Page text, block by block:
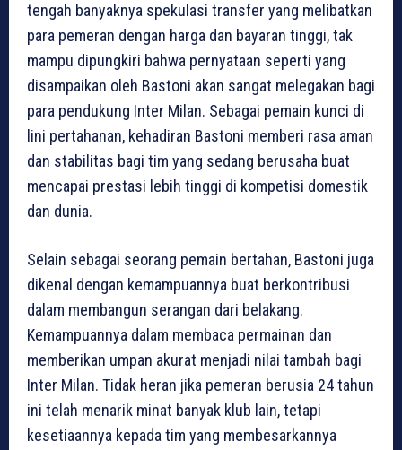
tengah banyaknya spekulasi transfer yang melibatkan
para pemeran dengan harga dan bayaran tinggi, tak
mampu dipungkiri bahwa pernyataan seperti yang
disampaikan oleh Bastoni akan sangat melegakan bagi
para pendukung Inter Milan. Sebagai pemain kunci di
lini pertahanan, kehadiran Bastoni memberi rasa aman
dan stabilitas bagi tim yang sedang berusaha buat
mencapai prestasi lebih tinggi di kompetisi domestik
dan dunia.
Selain sebagai seorang pemain bertahan, Bastoni juga
dikenal dengan kemampuannya buat berkontribusi
dalam membangun serangan dari belakang.
Kemampuannya dalam membaca permainan dan
memberikan umpan akurat menjadi nilai tambah bagi
Inter Milan. Tidak heran jika pemeran berusia 24 tahun
ini telah menarik minat banyak klub lain, tetapi
kesetiaannya kepada tim yang membesarkannya